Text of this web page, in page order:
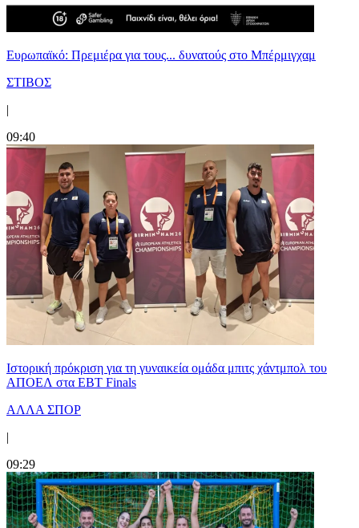
Ευρωπαϊκό: Πρεμιέρα για τους... δυνατούς στο Μπέρμιγχαμ
ΣΤΙΒΟΣ
|
09:40
Ιστορική πρόκριση για τη γυναικεία ομάδα μπιτς χάντμπολ του
ΑΠΟΕΛ στα EBT Finals
ΑΛΛΑ ΣΠΟΡ
|
09:29